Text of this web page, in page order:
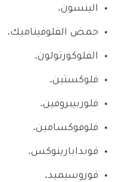
الينسون.
حمض الفلوفيناميك.
الفلوكورتولون.
فلوكستين.
فلوربيبروفين.
فلوفوكسامين.
فوندابارينوكس.
فوروسيميد.